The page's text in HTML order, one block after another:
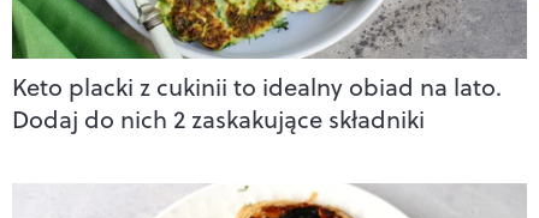
Keto placki z cukinii to idealny obiad na lato.
Dodaj do nich 2 zaskakujące składniki